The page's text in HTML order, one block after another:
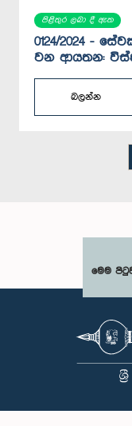
පිළිතුර ලබා දී ඇත
0124/2024 -
වන ආයතන:
බලන්න
මෙම